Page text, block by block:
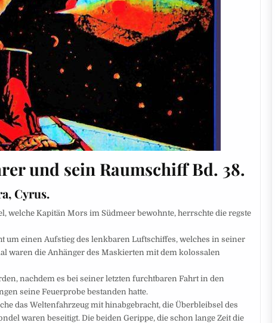
und sein Raumschiff Bd. 38.
Cyrus.
welche Kapitän Mors im Südmeer bewohnte, herrschte die regste
um einen Aufstieg des lenkbaren Luftschiffes, welches in seiner
waren die Anhänger des Maskierten mit dem kolossalen
nachdem es bei seiner letzten furchtbaren Fahrt in den
seine Feuerprobe bestanden hatte.
das Weltenfahrzeug mit hinabgebracht, die Überbleibsel des
waren beseitigt. Die beiden Gerippe, die schon lange Zeit die